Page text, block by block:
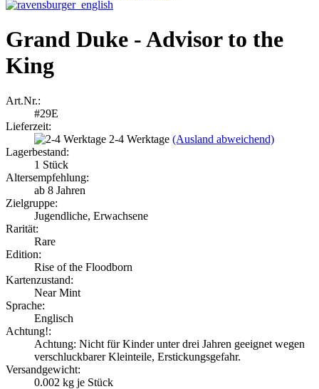
Grand Duke - Advisor to the
King
Art.Nr.:
#29E
Lieferzeit:
2-4 Werktage (Ausland abweichend)
Lagerbestand:
1 Stück
Altersempfehlung:
ab 8 Jahren
Zielgruppe:
Jugendliche, Erwachsene
Rarität:
Rare
Edition:
Rise of the Floodborn
Kartenzustand:
Near Mint
Sprache:
Englisch
Achtung!:
Achtung: Nicht für Kinder unter drei Jahren geeignet wegen
verschluckbarer Kleinteile, Erstickungsgefahr.
Versandgewicht:
0.002 kg je Stück